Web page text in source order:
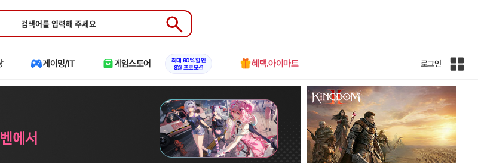
Submit
게이밍/IT 게임스토어
최대 90% 할인
8월 프로모션
혜택.아이마트 로그인
인